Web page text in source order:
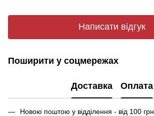
Написати відгук
Поширити у соцмережах
Доставка Оплата
Новою поштою у відділення - від 100 грн.